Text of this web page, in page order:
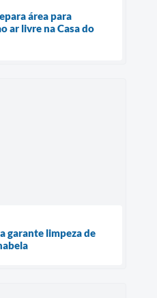
área para
ar livre na Casa do
garante limpeza de